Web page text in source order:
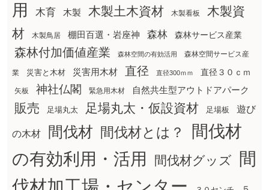
用
木育 木製 木製土木資材 木製看板
木製資
材
木製鳥居 棚田百選・岩座神 森林 森林サービス産業
森林付加価値産業 森林空間の有効活用 森林空間サービス産
業 災害と木材 災害用木材 直径 直径300ｍｍ 直径３０ｃｍ
矢板 神社仏閣 緊急用木材 自然共生型アウトドアパーク
販売 足場丸太 足場丸太・仮設資材 足場板 遊び
の木材 間伐材 間伐材とは？
間伐材
の有効利用・活用
間伐材グッズ
間
伐材加工場・センター